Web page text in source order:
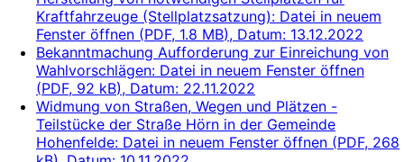
Kraftfahrzeuge (Stellplatzsatzung): Datei in neuem
Fenster öffnen (PDF, 1.8 MB), Datum: 13.12.2022
Bekanntmachung Aufforderung zur Einreichung von
Wahlvorschlägen: Datei in neuem Fenster öffnen
(PDF, 92 kB), Datum: 22.11.2022
Widmung von Straßen, Wegen und Plätzen -
Teilstücke der Straße Hörn in der Gemeinde
Hohenfelde: Datei in neuem Fenster öffnen (PDF, 268